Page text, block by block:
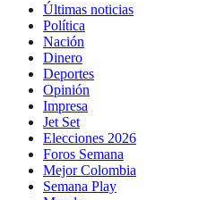
Últimas noticias
Política
Nación
Dinero
Deportes
Opinión
Impresa
Jet Set
Elecciones 2026
Foros Semana
Mejor Colombia
Semana Play